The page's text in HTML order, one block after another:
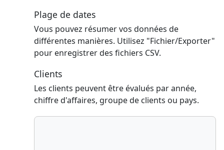
Plage de dates
Vous pouvez résumer vos données de
différentes manières. Utilisez "Fichier/Exporter"
pour enregistrer des fichiers CSV.
Clients
Les clients peuvent être évalués par année,
chiffre d'affaires, groupe de clients ou pays.